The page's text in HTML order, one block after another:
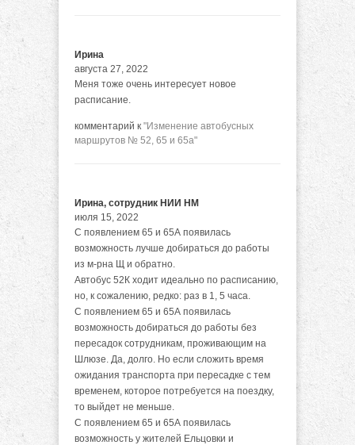
Ирина
августа 27, 2022
Меня тоже очень интересует новое
расписание.
комментарий к "Изменение автобусных
маршрутов № 52, 65 и 65а"
Ирина, сотрудник НИИ НМ
июля 15, 2022
С появлением 65 и 65А появилась
возможность лучше добираться до работы
из м-рна Щ и обратно.
Автобус 52К ходит идеально по расписанию,
но, к сожалению, редко: раз в 1, 5 часа.
С появлением 65 и 65А появилась
возможность добираться до работы без
пересадок сотрудникам, проживающим на
Шлюзе. Да, долго. Но если сложить время
ожидания транспорта при пересадке с тем
временем, которое потребуется на поездку,
то выйдет не меньше.
С появлением 65 и 65А появилась
возможность у жителей Ельцовки и